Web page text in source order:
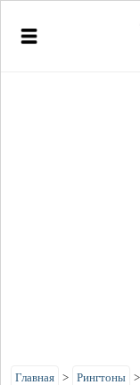
Главная > Рингтоны >